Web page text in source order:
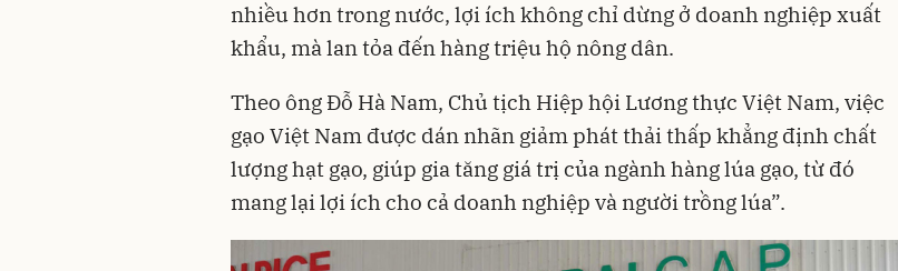
nhiều hơn trong nước, lợi ích không chỉ dừng ở doanh nghiệp xuất
khẩu, mà lan tỏa đến hàng triệu hộ nông dân.
Theo ông Đỗ Hà Nam, Chủ tịch Hiệp hội Lương thực Việt Nam, việc
gạo Việt Nam được dán nhãn giảm phát thải thấp khẳng định chất
lượng hạt gạo, giúp gia tăng giá trị của ngành hàng lúa gạo, từ đó
mang lại lợi ích cho cả doanh nghiệp và người trồng lúa”.